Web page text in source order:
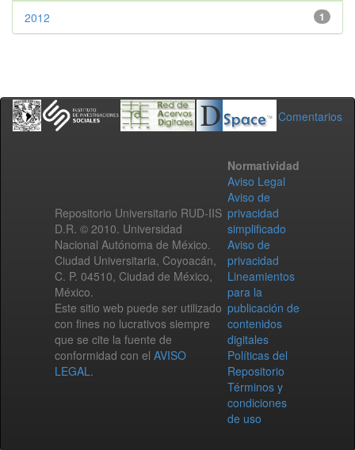
1
2012
Comentarios
Repositorio Universitario RUD-IIS
D.R. © 2010. Universidad
Nacional Autónoma de México.
Ciudad Universitaria, Coyoacán,
C. P. 04510, Ciudad de México,
México.
Este sitio web puede ser utilizado
con fines no lucrativos siempre
que se cite la fuente de
conformidad con el AVISO
LEGAL.
Normatividad
Aviso Legal
Aviso de
privacidad
simplificado
Aviso de
privacidad
Lineamientos
para la
publicación de
contenidos
digitales
Políticas del
Repositorio
Términos y
condiciones
de uso